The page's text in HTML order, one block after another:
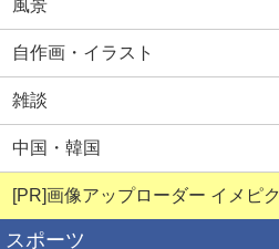
風景
自作画・イラスト
雑談
中国・韓国
[PR]画像アップローダー イメピク
スポーツ